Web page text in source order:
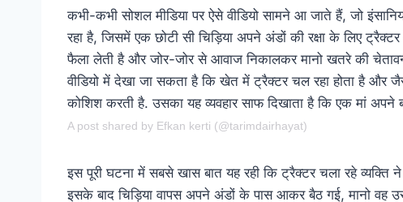
कभी-कभी सोशल मीडिया पर ऐसे वीडियो सामने आ जाते हैं, जो
रहा है, जिसमें एक छोटी सी चिड़िया अपने अंडों की रक्षा के लिए
फैला लेती है और जोर-जोर से आवाज निकालकर मानो खतरे की
वीडियो में देखा जा सकता है कि खेत में ट्रैक्टर चल रहा होता है
कोशिश करती है. उसका यह व्यवहार साफ दिखाता है कि एक मां अपने
A post shared by Efkan kerti (@tarimdairhayat)
इस पूरी घटना में सबसे खास बात यह रही कि ट्रैक्टर चला रहे व्यक्ति
इसके बाद चिड़िया वापस अपने अंडों के पास आकर बैठ गई, मानो वह